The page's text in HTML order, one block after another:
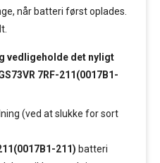
når batteri først oplades.
vedligeholde det nyligt
7RF-211(0017B1-
(ved at slukke for sort
211) batteri